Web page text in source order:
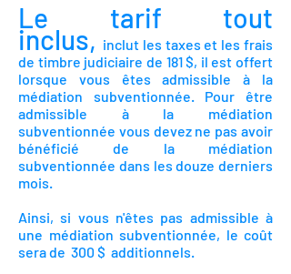
Le tarif tout
inclus, inclut les taxes et les frais
de timbre judiciaire de 181 $, il est offert
lorsque vous êtes admissible à la
médiation subventionnée. Pour être
admissible à la médiation
subventionnée vous devez ne pas avoir
bénéficié de la médiation
subventionnée dans les douze derniers
mois.
Ainsi, si vous n'êtes pas admissible à
une médiation subventionnée, le coût
sera de 300 $ additionnels.